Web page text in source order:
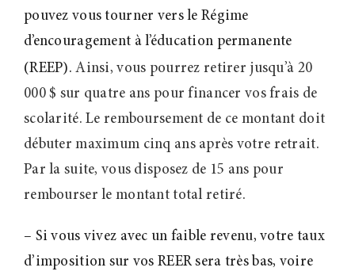
pouvez vous tourner vers le Régime
d’encouragement à l’éducation permanente
(REEP).Ainsi, vous pourrez retirer jusqu’à 20
000 $ sur quatre ans pour financer vos frais de
scolarité. Le remboursement de ce montant doit
débuter maximum cinq ans après votre retrait.
Par la suite, vous disposez de 15 ans pour
rembourser le montant total retiré.
– Si vous vivez avec un faible revenu, votre taux
d’imposition sur vos REER sera très bas, voire